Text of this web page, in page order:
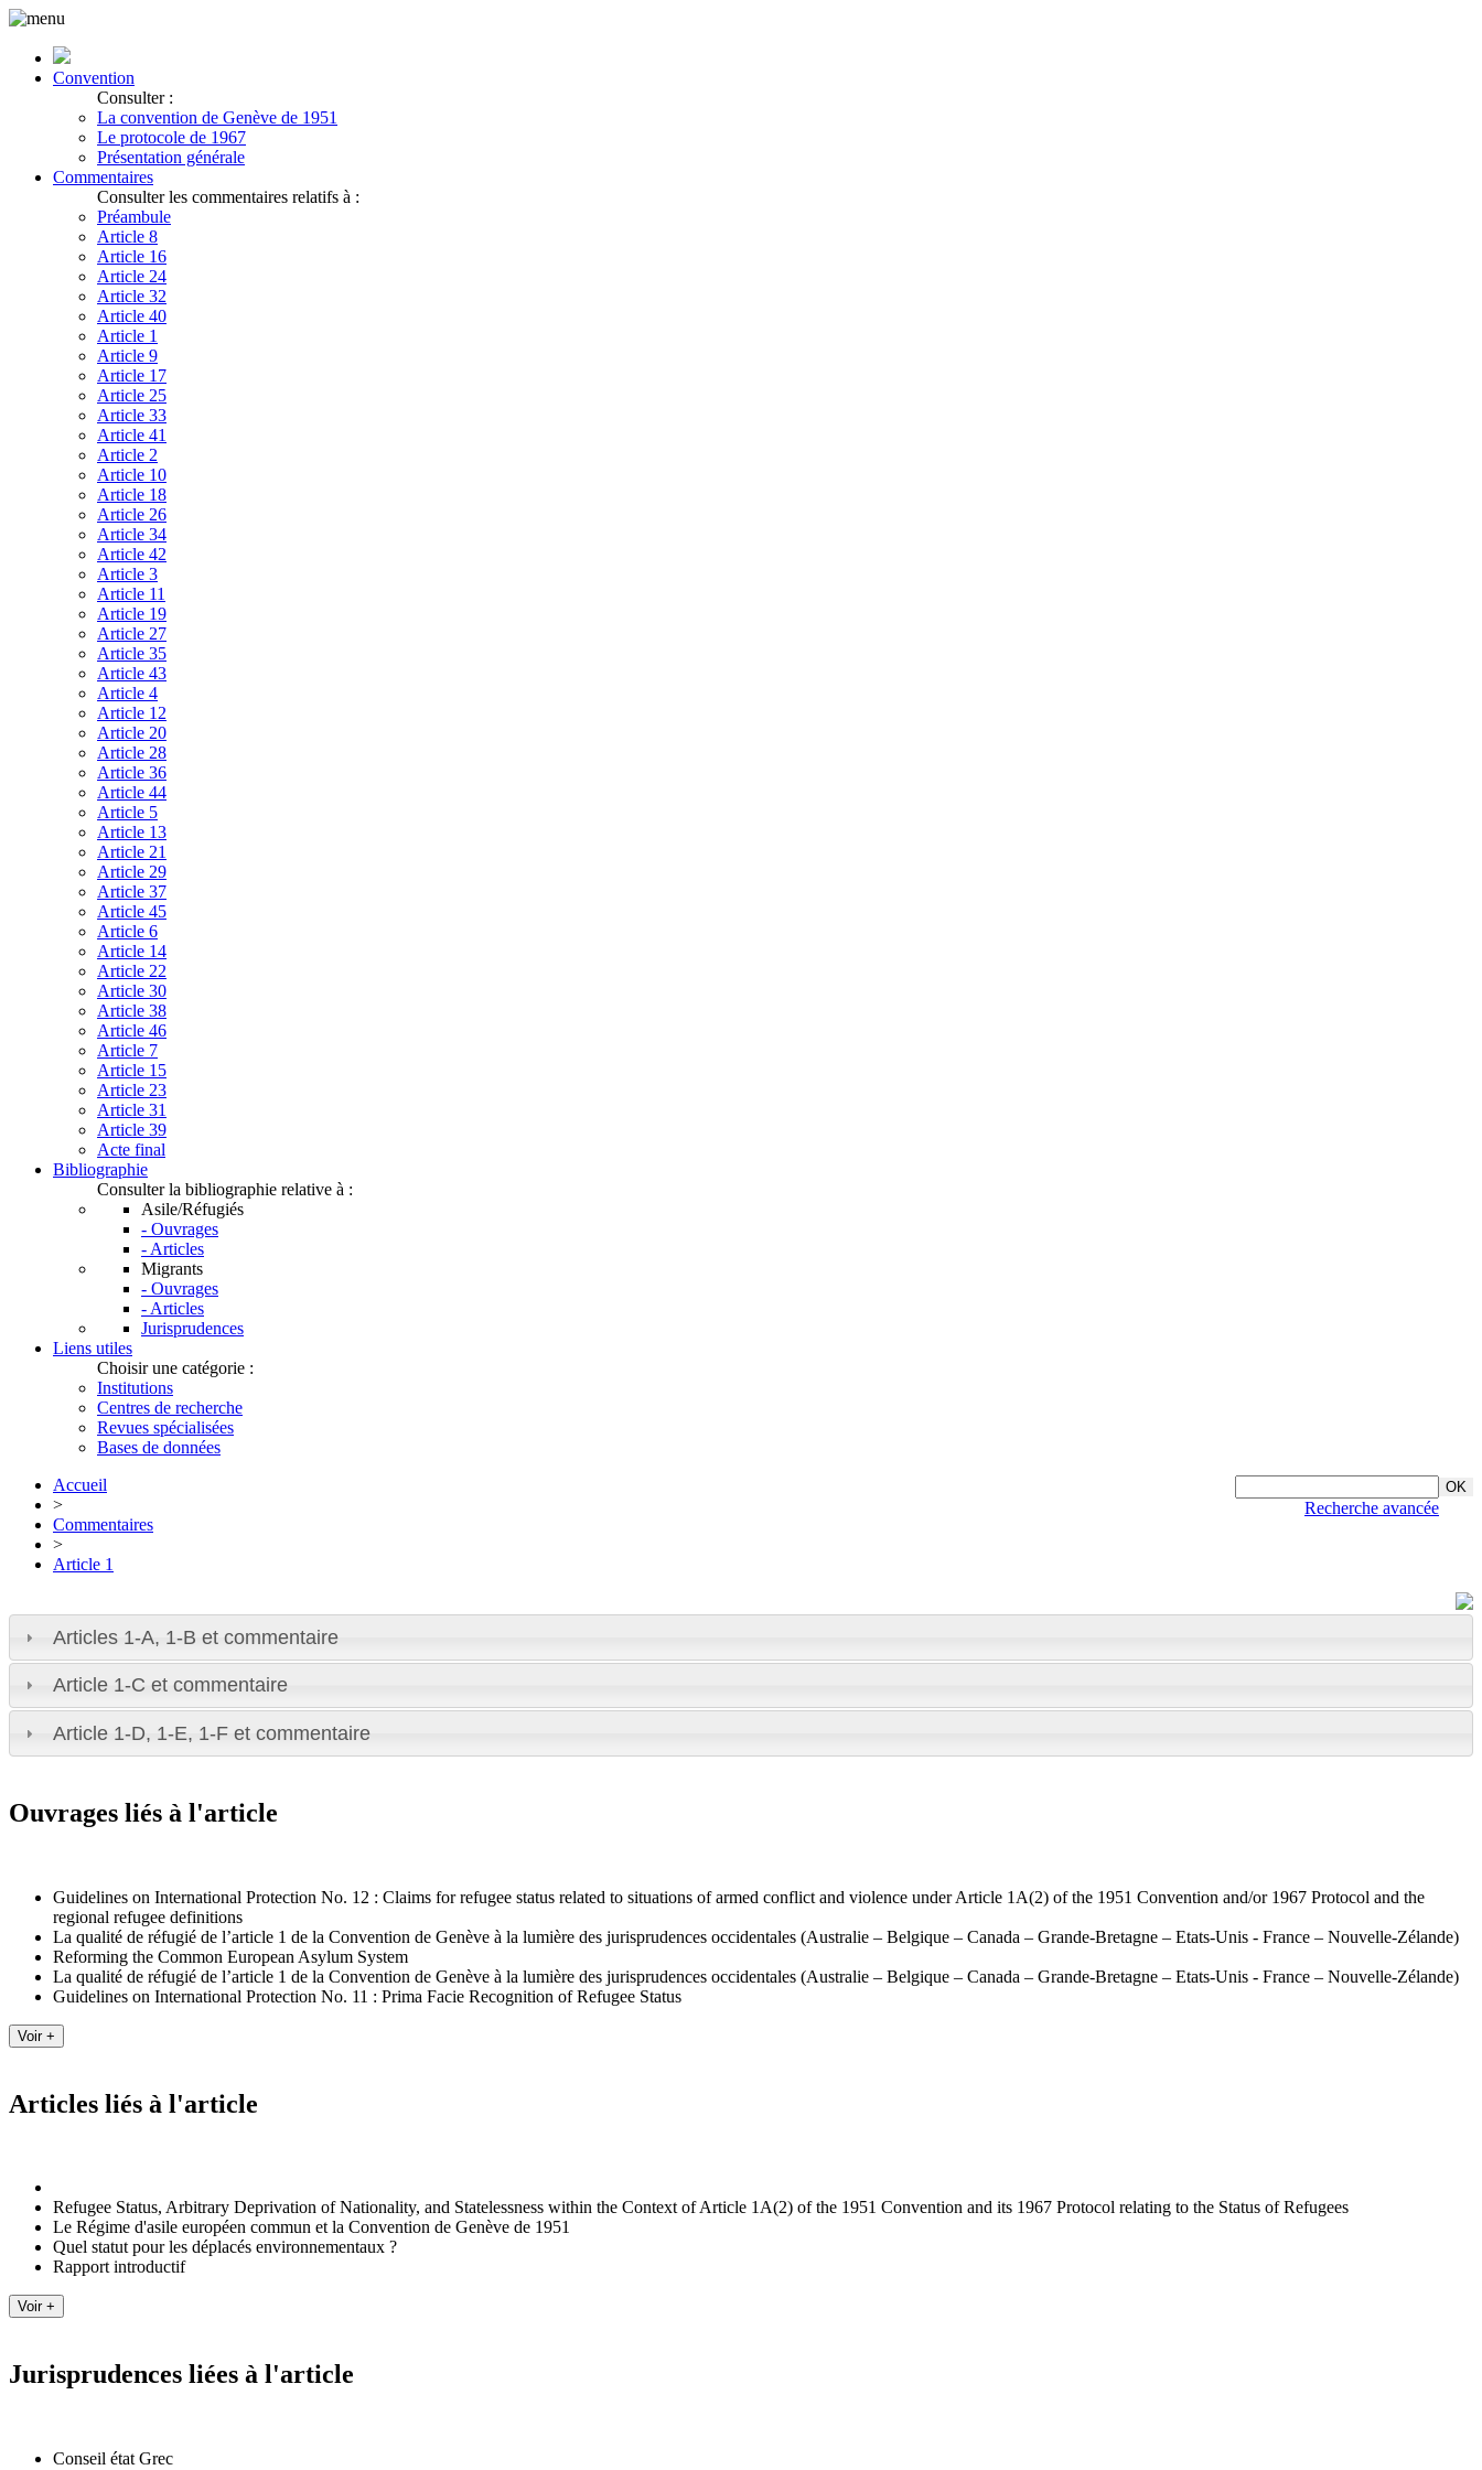
Convention
Consulter :
La convention de Genève de 1951
Le protocole de 1967
Présentation générale
Commentaires
Consulter les commentaires relatifs à :
Préambule
Article 8
Article 16
Article 24
Article 32
Article 40
Article 1
Article 9
Article 17
Article 25
Article 33
Article 41
Article 2
Article 10
Article 18
Article 26
Article 34
Article 42
Article 3
Article 11
Article 19
Article 27
Article 35
Article 43
Article 4
Article 12
Article 20
Article 28
Article 36
Article 44
Article 5
Article 13
Article 21
Article 29
Article 37
Article 45
Article 6
Article 14
Article 22
Article 30
Article 38
Article 46
Article 7
Article 15
Article 23
Article 31
Article 39
Acte final
Bibliographie
Consulter la bibliographie relative à :
Asile/Réfugiés
- Ouvrages
- Articles
Migrants
- Ouvrages
- Articles
Jurisprudences
Liens utiles
Choisir une catégorie :
Institutions
Centres de recherche
Revues spécialisées
Bases de données
Recherche avancée
Accueil
>
Commentaires
>
Article 1
Articles 1-A, 1-B et commentaire
Article 1-C et commentaire
Article 1-D, 1-E, 1-F et commentaire
Ouvrages liés à l'article
Guidelines on International Protection No. 12 : Claims for refugee status related to situations of armed conflict and violence under Article 1A(2) of the 1951 Convention and/or 1967 Protocol and the
regional refugee definitions
La qualité de réfugié de l’article 1 de la Convention de Genève à la lumière des jurisprudences occidentales (Australie – Belgique – Canada – Grande-Bretagne – Etats-Unis - France – Nouvelle-Zélande)
Reforming the Common European Asylum System
La qualité de réfugié de l’article 1 de la Convention de Genève à la lumière des jurisprudences occidentales (Australie – Belgique – Canada – Grande-Bretagne – Etats-Unis - France – Nouvelle-Zélande)
Guidelines on International Protection No. 11 : Prima Facie Recognition of Refugee Status
Articles liés à l'article
Refugee Status, Arbitrary Deprivation of Nationality, and Statelessness within the Context of Article 1A(2) of the 1951 Convention and its 1967 Protocol relating to the Status of Refugees
Le Régime d'asile européen commun et la Convention de Genève de 1951
Quel statut pour les déplacés environnementaux ?
Rapport introductif
Jurisprudences liées à l'article
Conseil état Grec